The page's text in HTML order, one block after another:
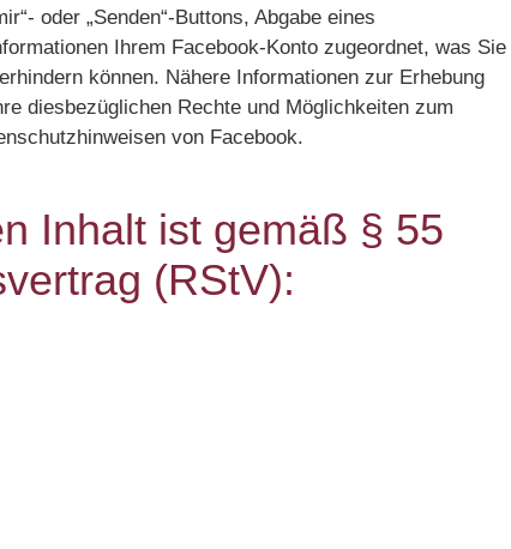
oder „Senden“-Buttons, Abgabe eines
Ihrem Facebook-Konto zugeordnet, was Sie
können. Nähere Informationen zur Erhebung
diesbezüglichen Rechte und Möglichkeiten zum
von Facebook.
Inhalt ist gemäß § 55
(RStV):